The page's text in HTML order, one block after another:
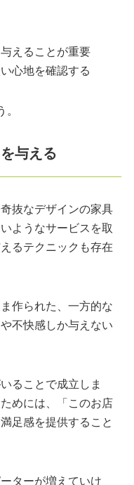
えることが重要
心地を確認する
与える
抜なデザインの家具
ようなサービスを取
るテクニックも存在
作られた、一方的な
不快感しか与えない
ることで成立しま
めには、「このお店
足感を提供すること
ターが増えていけ